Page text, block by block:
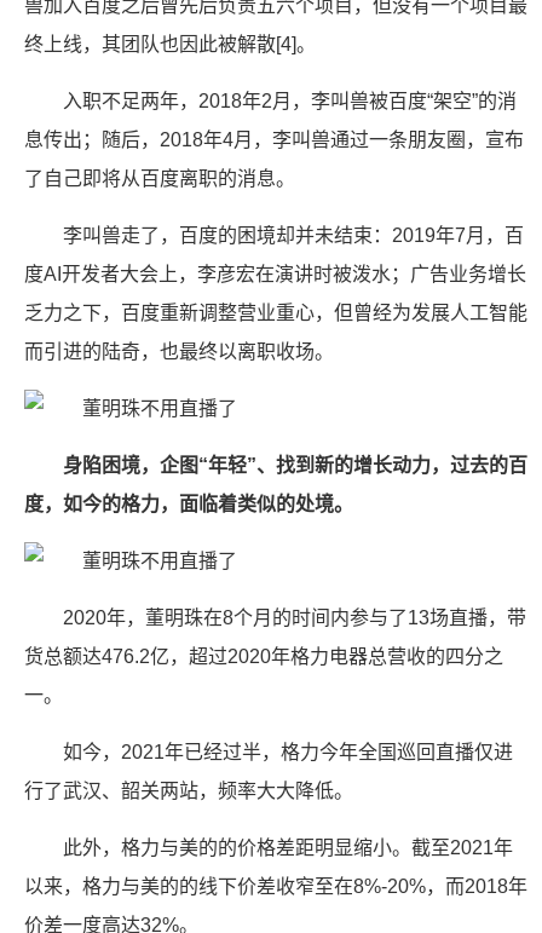
兽加入百度之后曾先后负责五六个项目，但没有一个项目最
终上线，其团队也因此被解散[4]。
入职不足两年，2018年2月，李叫兽被百度“架空”的消
息传出；随后，2018年4月，李叫兽通过一条朋友圈，宣布
了自己即将从百度离职的消息。
李叫兽走了，百度的困境却并未结束：2019年7月，百
度AI开发者大会上，李彦宏在演讲时被泼水；广告业务增长
乏力之下，百度重新调整营业重心，但曾经为发展人工智能
而引进的陆奇，也最终以离职收场。
身陷困境，企图“年轻”、找到新的增长动力，过去的百
度，如今的格力，面临着类似的处境。
2020年，董明珠在8个月的时间内参与了13场直播，带
货总额达476.2亿，超过2020年格力电器总营收的四分之
一。
如今，2021年已经过半，格力今年全国巡回直播仅进
行了武汉、韶关两站，频率大大降低。
此外，格力与美的的价格差距明显缩小。截至2021年
以来，格力与美的的线下价差收窄至在8%-20%，而2018年
价差一度高达32%。